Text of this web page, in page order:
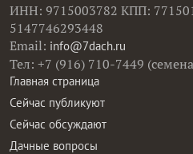
ИНН: 9715003782 КПП:
5147746293448
Email: info@7dach.ru
Тел: +7 (916) 710-7449
Главная страница
Сейчас публикуют
Сейчас обсуждают
Дачные вопросы